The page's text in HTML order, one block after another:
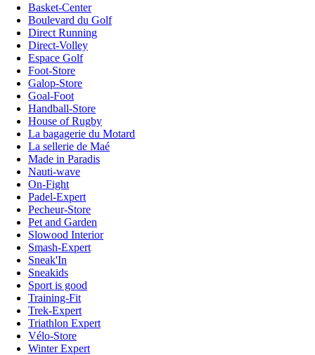
Basket-Center
Boulevard du Golf
Direct Running
Direct-Volley
Espace Golf
Foot-Store
Galop-Store
Goal-Foot
Handball-Store
House of Rugby
La bagagerie du Motard
La sellerie de Maé
Made in Paradis
Nauti-wave
On-Fight
Padel-Expert
Pecheur-Store
Pet and Garden
Slowood Interior
Smash-Expert
Sneak'In
Sneakids
Sport is good
Training-Fit
Trek-Expert
Triathlon Expert
Vélo-Store
Winter Expert